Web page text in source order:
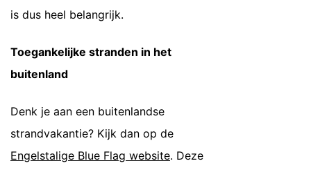
is dus heel belangrijk.
Toegankelijke stranden in het
buitenland
Denk je aan een buitenlandse
strandvakantie? Kijk dan op de
Engelstalige Blue Flag website. Deze